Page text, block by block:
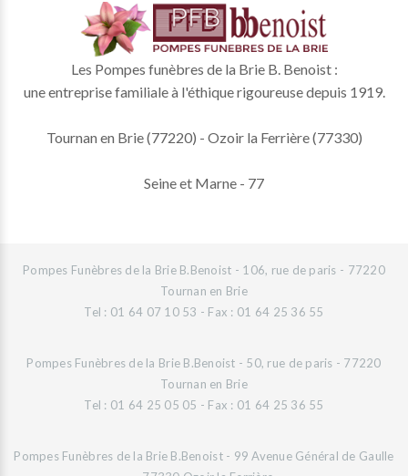
Les Pompes funèbres de la Brie B. Benoist :
une entreprise familiale à l'éthique rigoureuse depuis 1919.
Tournan en Brie (77220) - Ozoir la Ferrière (77330)
Seine et Marne - 77
Pompes Funèbres de la Brie B.Benoist - 106, rue de paris - 77220
Tournan en Brie
Tel : 01 64 07 10 53 - Fax : 01 64 25 36 55
Pompes Funèbres de la Brie B.Benoist - 50, rue de paris - 77220
Tournan en Brie
Tel : 01 64 25 05 05 - Fax : 01 64 25 36 55
Pompes Funèbres de la Brie B.Benoist - 99 Avenue Général de Gaulle